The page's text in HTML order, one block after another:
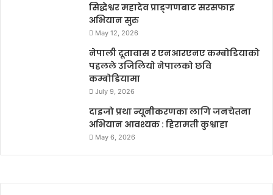
सिद्धेश्वर महादेव प्राङ्गणबाट सरसफाइ
अभियान सुरु
May 12, 2026
नेपाली दूतावास र एनआरएनए कम्बोडियाको
पहलले उजिलियो नेपालको छवि
कम्बोडियामा
July 9, 2026
दाइजो प्रथा न्यूनीकरणका लागि जनचेतना
अभियान आवश्यक : हिरामती कुश्वाहा
May 6, 2026